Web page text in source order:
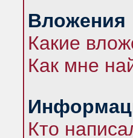
Вложения
Какие
Как мне
Кто